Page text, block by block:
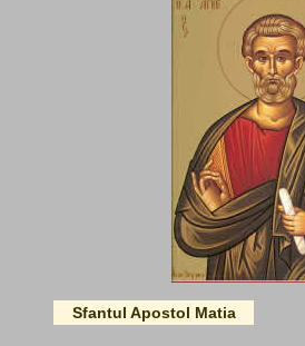
Sfantul Apostol Matia